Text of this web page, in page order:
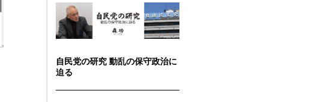
自民党の研究 動乱の保守政治に
迫る